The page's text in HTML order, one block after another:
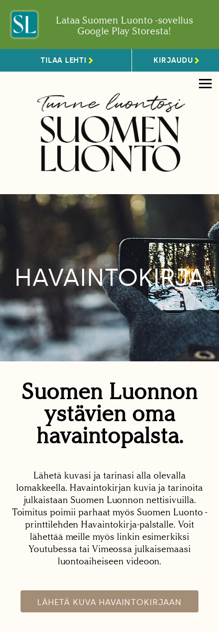
Lataa Suomen Luonto -sovellus
Google Play Storesta!
TILAA LEHTI KIRJAUDU
HAVAINTOKIRJA
Suomen Luonnon
ystävien oma
havaintopalsta.
Lähetä kuvasi ja tarinasi alla olevalla
lomakkeella. Havaintokirjan kuvia ja tarinoita
julkaistaan Suomen Luonnon nettisivuilla.
Toimitus poimii parhaat myös Suomen Luonto -
printtilehden Havaintokirja-palstalle. Voit
lähettää meille myös linkin esimerkiksi
Youtubessa tai Vimeossa julkaisemaasi
luontoaiheiseen videoon.
LÄHETÄ KUVA HAVAINTOKIRJAAN